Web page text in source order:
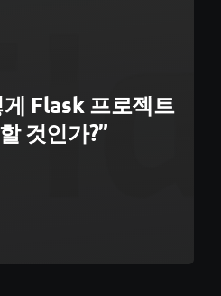
Flask 프로젝트
것인가?”